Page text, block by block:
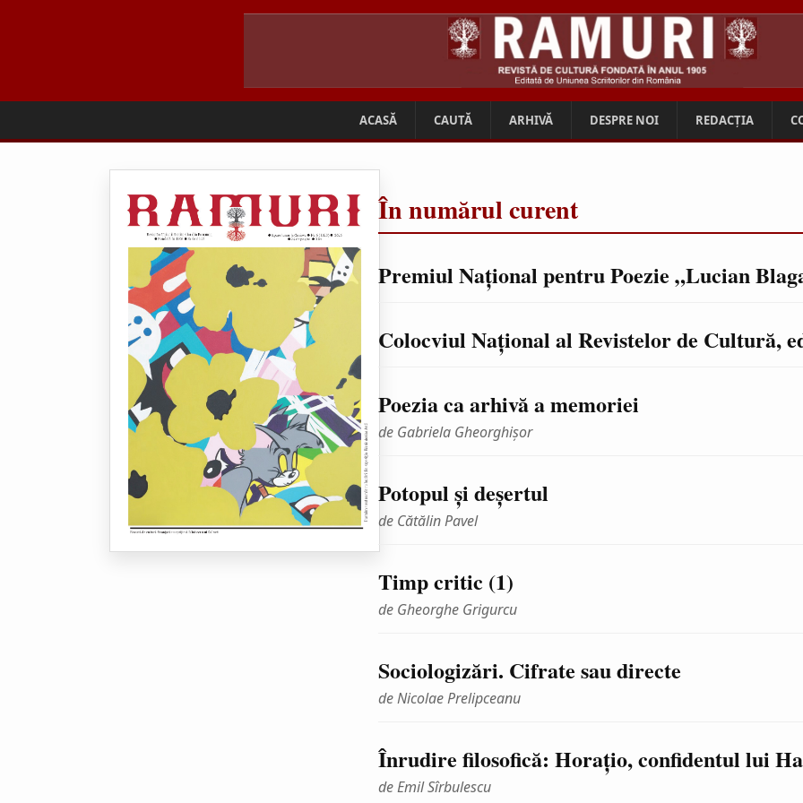
ACASĂ CAUTĂ ARHIVĂ DESPRE NOI REDACȚIA
În numărul curent
Premiul Naţional pentru Poezie „Lucian
Colocviul Naţional al Revistelor de Cultură,
Poezia ca arhivă a memoriei
de Gabriela Gheorghişor
Potopul şi deşertul
de Cătălin Pavel
Timp critic (1)
de Gheorghe Grigurcu
Sociologizări. Cifrate sau directe
de Nicolae Prelipceanu
Înrudire filosofică: Horaţio, confidentul lui
de Emil Sîrbulescu